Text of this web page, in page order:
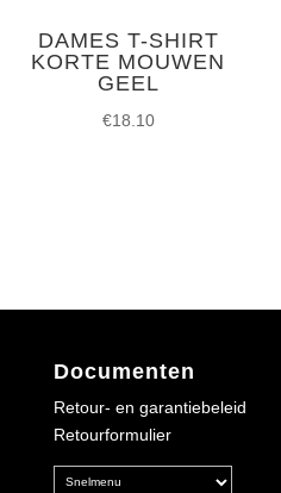
DAMES T-SHIRT
KORTE MOUWEN
GEEL
€18.10
Documenten
Retour- en garantiebeleid
Retourformulier